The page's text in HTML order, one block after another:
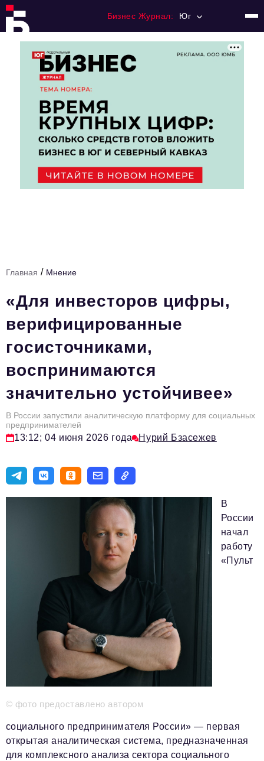
Бизнес Журнал: Юг
Франчайзинг
Номера журнала
Категории:
Финансы
Цитаты
Аналитика
Главное
Интервью
Сделано в России
Право
Точки роста
Персона
Красота и здоровье
Недвижимость
Технологии
Политика
Промышленность
Общество
Транспорт
Ритейл
Главная / Мнение
«Для инвесторов цифры,
верифицированные
госисточниками,
воспринимаются
значительно устойчивее»
В России запустили аналитическую платформу для социальных
предпринимателей
13:12; 04 июня 2026 года Нурий Бзасежев
© фото предоставлено автором
В
России
начал
работу
«Пульт
социального предпринимателя России» — первая
открытая аналитическая система, предназначенная
для комплексного анализа сектора социального